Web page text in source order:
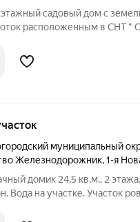
садовый дом с
расположенным в СНТ "
обшит вагонкой, второй
муниципальный
Железнодорожник,1-я
домик 24,5 кв.м., 2
Вода на участке. Участок